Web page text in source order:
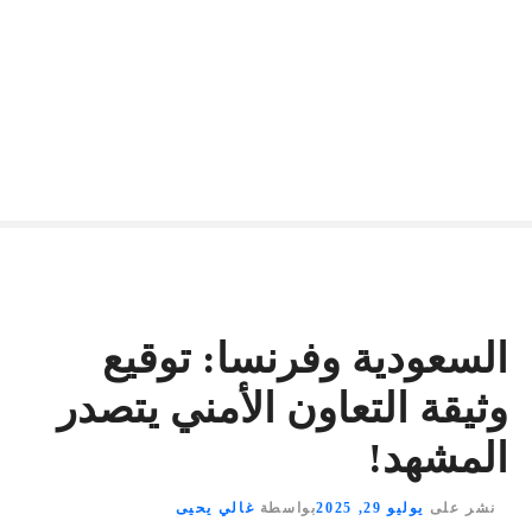
السعودية وفرنسا: توقيع
وثيقة التعاون الأمني يتصدر
المشهد!
نشر على يوليو 29, 2025 بواسطة غالي يحيى